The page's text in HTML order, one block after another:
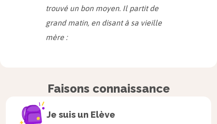
trouvé un bon moyen. Il partit de
grand matin, en disant à sa vieille
mère :
rousse pour notre souper.
courut jusqu'à la maison de la Petite
Faisons connaissance
Je suis un Elève